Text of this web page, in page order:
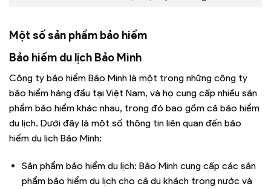
Một số sản phẩm bảo hiểm
Bảo hiểm du lịch Bảo Minh
Công ty bảo hiểm Bảo Minh là một trong những công ty
bảo hiểm hàng đầu tại Việt Nam, và họ cung cấp nhiều sản
phẩm bảo hiểm khác nhau, trong đó bao gồm cả bảo hiểm
du lịch. Dưới đây là một số thông tin liên quan đến bảo
hiểm du lịch Bảo Minh:
Sản phẩm bảo hiểm du lịch: Bảo Minh cung cấp các sản
phẩm bảo hiểm du lịch cho cả du khách trong nước và